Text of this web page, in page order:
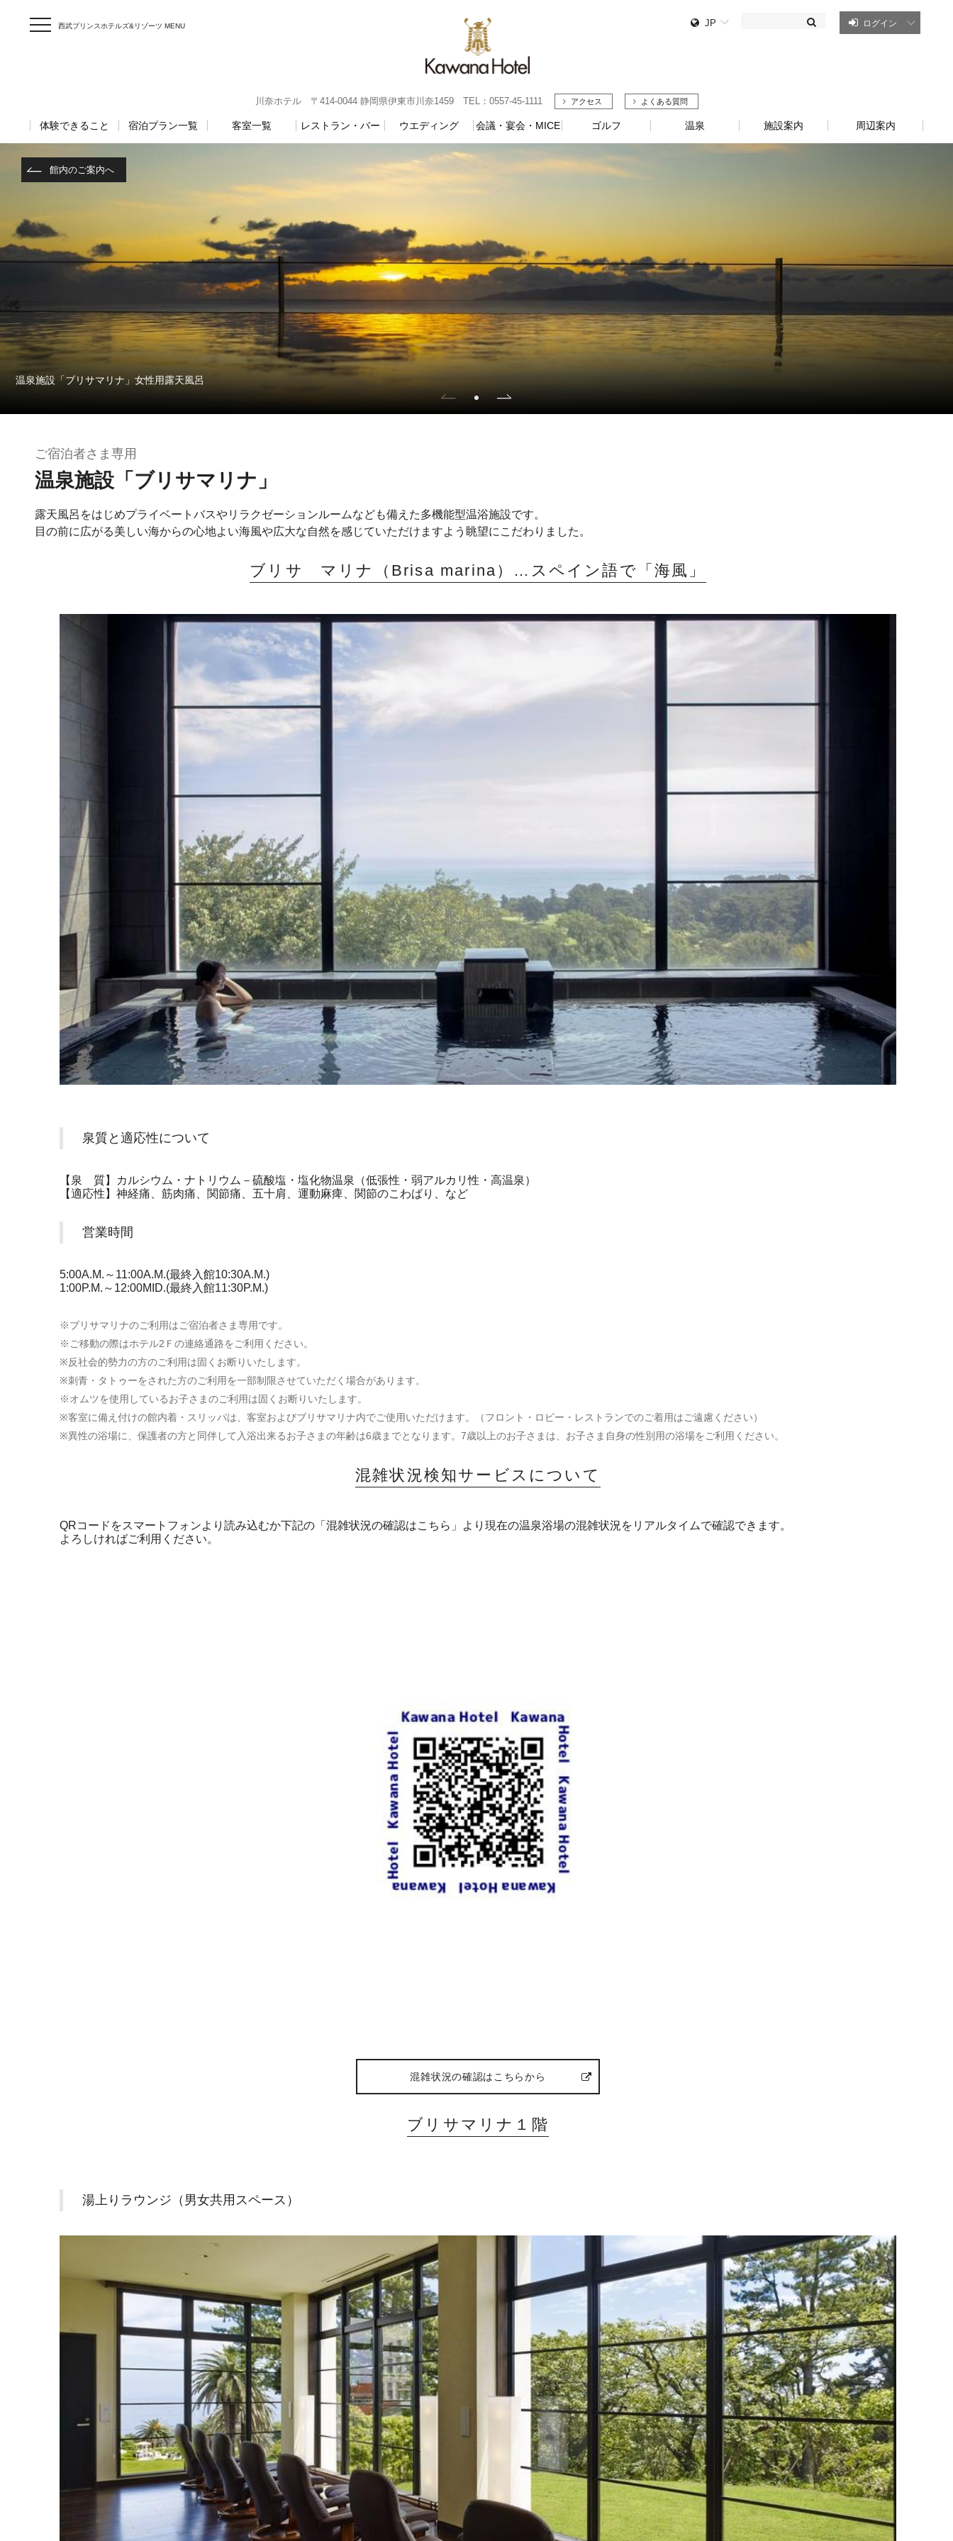
西武プリンスホテルズ&リゾーツ MENU JP ログイン
川奈ホテル 〒414-0044 静岡県伊東市川奈1459 TEL：0557-45-1111 アクセス よくある質問
体験できること 宿泊プラン一覧 客室一覧 レストラン・バー ウエディング 会議・宴会・MICE ゴルフ 温泉 施設案内 周辺案内
館内のご案内へ
温泉施設「ブリサマリナ」女性用露天風呂
ご宿泊者さま専用
温泉施設「ブリサマリナ」
露天風呂をはじめプライベートバスやリラクゼーションルームなども備えた多機能型温浴施設です。
目の前に広がる美しい海からの心地よい海風や広大な自然を感じていただけますよう眺望にこだわりました。
ブリサ マリナ（Brisa marina）…スペイン語で「海風」
泉質と適応性について
【泉 質】カルシウム・ナトリウム－硫酸塩・塩化物温泉（低張性・弱アルカリ性・高温泉）
【適応性】神経痛、筋肉痛、関節痛、五十肩、運動麻痺、関節のこわばり、など
営業時間
5:00A.M.～11:00A.M.(最終入館10:30A.M.)
1:00P.M.～12:00MID.(最終入館11:30P.M.)
※ブリサマリナのご利用はご宿泊者さま専用です。
※ご移動の際はホテル2Ｆの連絡通路をご利用ください。
※反社会的勢力の方のご利用は固くお断りいたします。
※刺青・タトゥーをされた方のご利用を一部制限させていただく場合があります。
※オムツを使用しているお子さまのご利用は固くお断りいたします。
※客室に備え付けの館内着・スリッパは、客室およびブリサマリナ内でご使用いただけます。（フロント・ロビー・レストランでのご着用はご遠慮ください）
※異性の浴場に、保護者の方と同伴して入浴出来るお子さまの年齢は6歳までとなります。7歳以上のお子さまは、お子さま自身の性別用の浴場をご利用ください。
混雑状況検知サービスについて
QRコードをスマートフォンより読み込むか下記の「混雑状況の確認はこちら」より現在の温泉浴場の混雑状況をリアルタイムで確認できます。
よろしければご利用ください。
混雑状況の確認はこちらから
ブリサマリナ１階
湯上りラウンジ（男女共用スペース）